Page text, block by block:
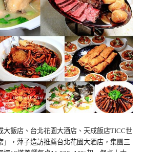
大飯店、台北花園大酒店、天成飯店TICC世
」，萍子造訪推薦台北花園大酒店，集團三